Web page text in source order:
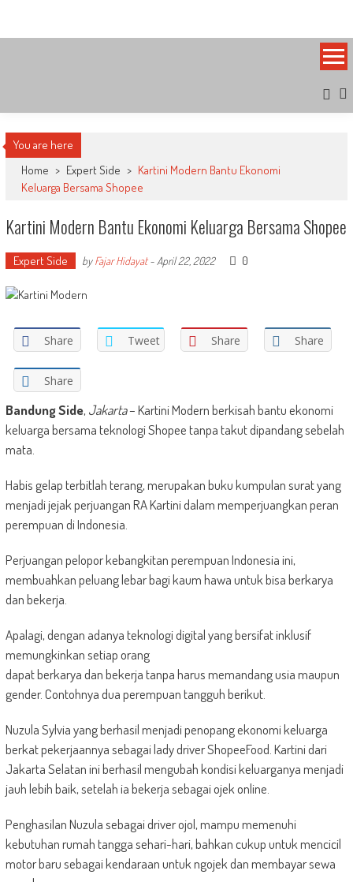
content
You are here
Home > Expert Side > Kartini Modern Bantu Ekonomi
Keluarga Bersama Shopee
Kartini Modern Bantu Ekonomi Keluarga Bersama Shopee
Expert Side byFajar Hidayat- April 22, 2022 0
Share Tweet Share Share
Share
Bandung Side, Jakarta– Kartini Modern berkisah bantu ekonomi
keluarga bersama teknologi Shopee tanpa takut dipandang sebelah
mata.
Habis gelap terbitlah terang, merupakan buku kumpulan surat yang
menjadi jejak perjuangan RA Kartini dalam memperjuangkan peran
perempuan di Indonesia.
Perjuangan pelopor kebangkitan perempuan Indonesia ini,
membuahkan peluang lebar bagi kaum hawa untuk bisa berkarya
dan bekerja.
Apalagi, dengan adanya teknologi digital yang bersifat inklusif
memungkinkan setiap orang
dapat berkarya dan bekerja tanpa harus memandang usia maupun
gender. Contohnya dua perempuan tangguh berikut.
Nuzula Sylvia yang berhasil menjadi penopang ekonomi keluarga
berkat pekerjaannya sebagai lady driver ShopeeFood. Kartini dari
Jakarta Selatan ini berhasil mengubah kondisi keluarganya menjadi
jauh lebih baik, setelah ia bekerja sebagai ojek online.
Penghasilan Nuzula sebagai driver ojol, mampu memenuhi
kebutuhan rumah tangga sehari-hari, bahkan cukup untuk mencicil
motor baru sebagai kendaraan untuk ngojek dan membayar sewa